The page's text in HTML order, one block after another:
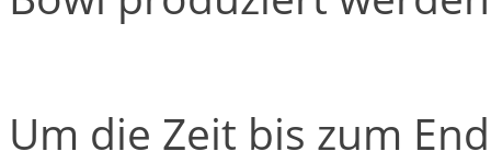
Um die Zeit bis zum